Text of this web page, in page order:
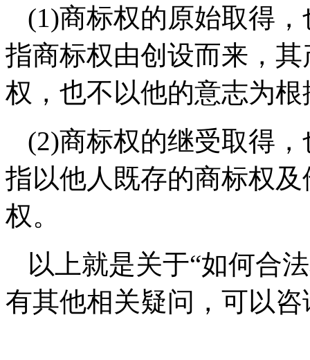
(1)商标权的原始取得
指商标权由创设而来，
权，也不以他的意志为根
(2)商标权的继受取得
指以他人既存的商标权
权。
以上就是关于“如何合
有其他相关疑问，可以咨